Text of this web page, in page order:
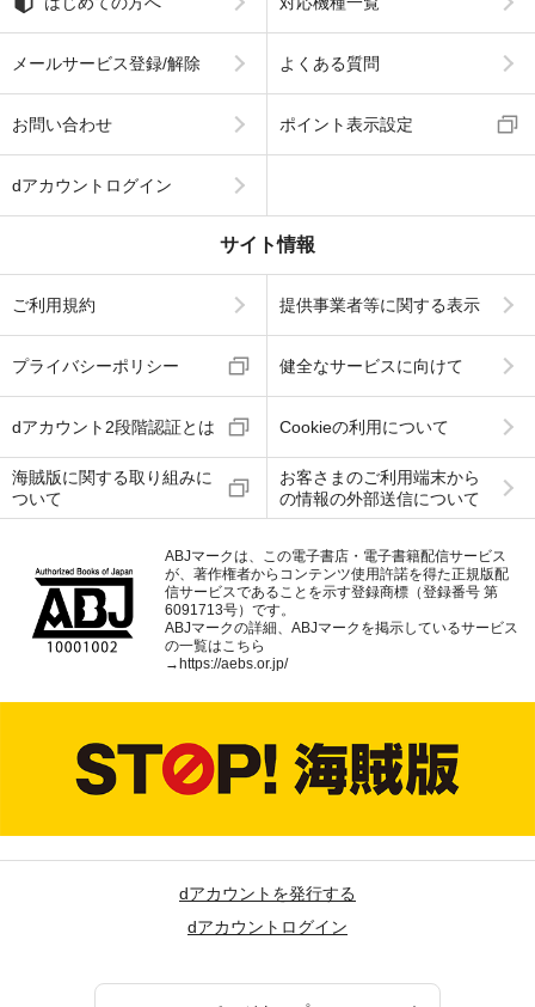
メールサービス登録/解除 よくある質問
お問い合わせ ポイント表示設定
dアカウントログイン
サイト情報
ご利用規約 提供事業者等に関する表示
プライバシーポリシー 健全なサービスに向けて
dアカウント2段階認証とは Cookieの利用について
海賊版に関する取り組みに
ついて
お客さまのご利用端末から
の情報の外部送信について
ABJマークは、この電子書店・電子書籍配信サービス
が、著作権者からコンテンツ使用許諾を得た正規版配
信サービスであることを示す登録商標（登録番号 第
6091713号）です。
ABJマークの詳細、ABJマークを掲示しているサービス
の一覧はこちら
→https://aebs.or.jp/
dアカウントを発行する
dアカウントログイン